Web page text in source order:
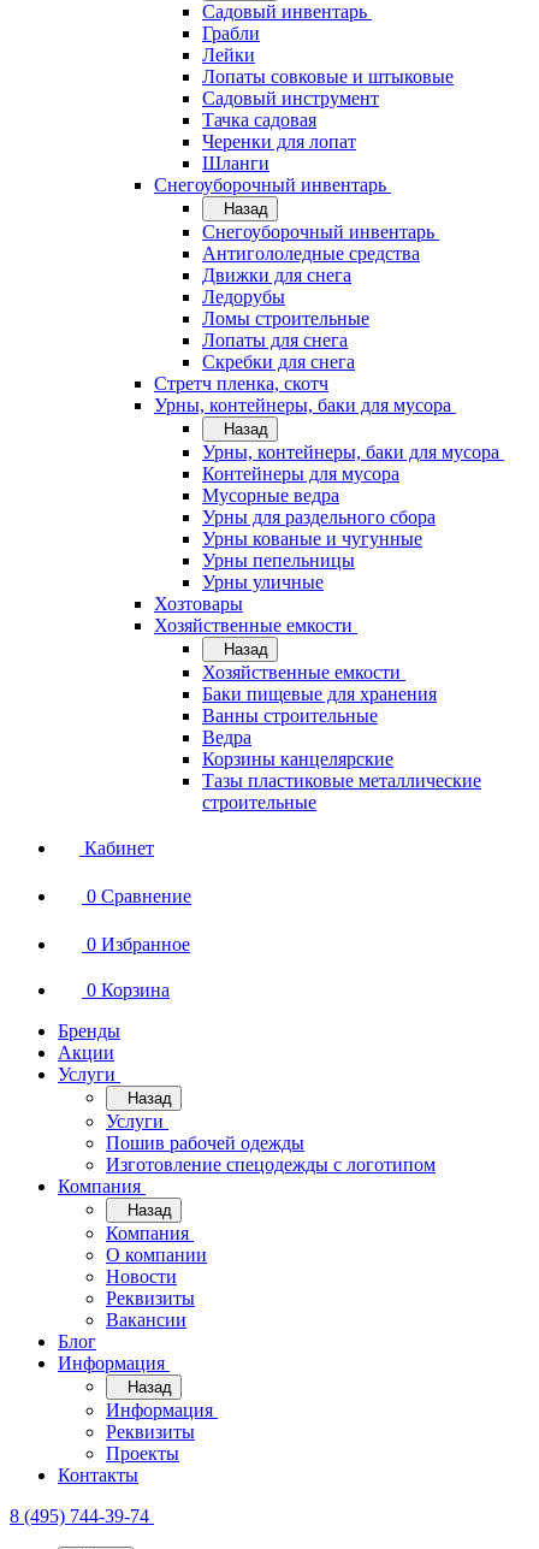
Садовый инвентарь
Грабли
Лейки
Лопаты совковые и штыковые
Садовый инструмент
Тачка садовая
Черенки для лопат
Шланги
Снегоуборочный инвентарь
Назад
Снегоуборочный инвентарь
Антигололедные средства
Движки для снега
Ледорубы
Ломы строительные
Лопаты для снега
Скребки для снега
Стретч пленка, скотч
Урны, контейнеры, баки для мусора
Назад
Урны, контейнеры, баки для мусора
Контейнеры для мусора
Мусорные ведра
Урны для раздельного сбора
Урны кованые и чугунные
Урны пепельницы
Урны уличные
Хозтовары
Хозяйственные емкости
Назад
Хозяйственные емкости
Баки пищевые для хранения
Ванны строительные
Ведра
Корзины канцелярские
Тазы пластиковые металлические
строительные
Кабинет
0 Сравнение
0 Избранное
0 Корзина
Бренды
Акции
Услуги
Назад
Услуги
Пошив рабочей одежды
Изготовление спецодежды с логотипом
Компания
Назад
Компания
О компании
Новости
Реквизиты
Вакансии
Блог
Информация
Назад
Информация
Реквизиты
Проекты
Контакты
8 (495) 744-39-74